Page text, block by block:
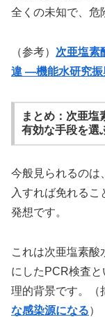
全くの未知で、危
（参考） 次亜塩素
違 ―機能水研究振
まとめ：次亜塩
有効な手段を選
今般見られるのは
入すれば免れる
発想です。
これは次亜塩素酸
にしたPCR検査
理的背景です。（
な感染源になる）